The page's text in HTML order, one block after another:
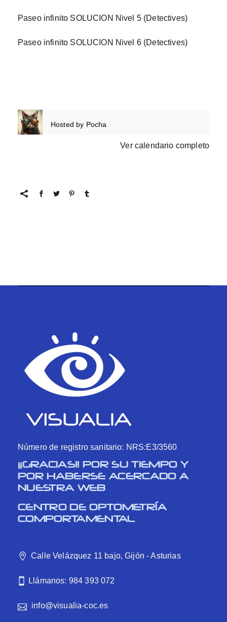
Paseo infinito SOLUCION Nivel 5 (Detectives)
Paseo infinito SOLUCION Nivel 6 (Detectives)
Hosted by Pocha
Ver calendario completo
Número de registro sanitario: NRS:E3/3560
¡¡GRACIAS!! POR SU TIEMPO Y
POR HABERSE ACERCADO A
NUESTRA WEB
CENTRO DE OPTOMETRÍA
COMPORTAMENTAL
Calle Velázquez 11 bajo, Gijón - Asturias
Llámanos: 984 393 072
info@visualia-coc.es